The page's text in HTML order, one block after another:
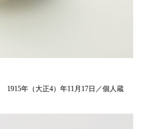
年（大正4）年11月17日／個人蔵